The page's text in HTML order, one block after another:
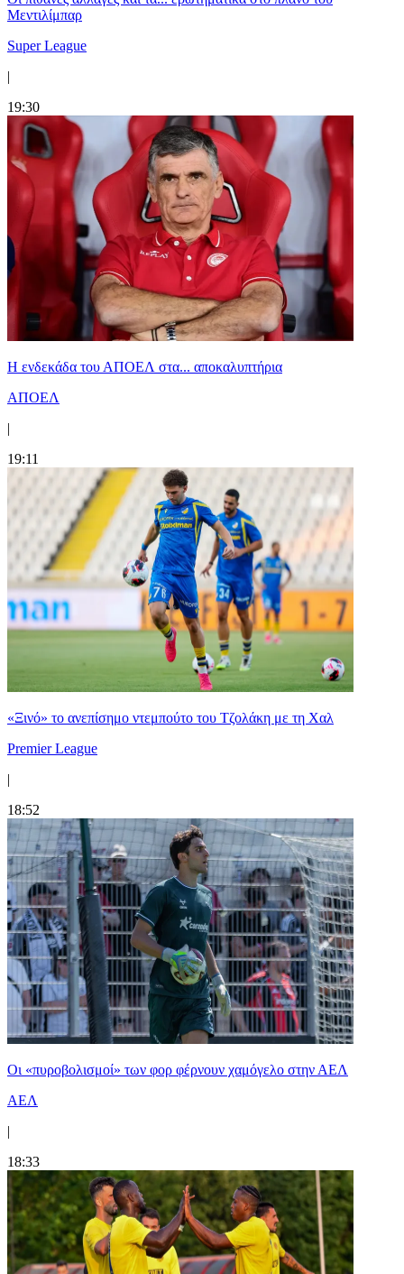
Μεντιλίμπαρ
Super League
|
19:30
Η ενδεκάδα του ΑΠΟΕΛ στα... αποκαλυπτήρια
ΑΠΟΕΛ
|
19:11
«Ξινό» το ανεπίσημο ντεμπούτο του Τζολάκη με τη Χαλ
Premier League
|
18:52
Οι «πυροβολισμοί» των φορ φέρνουν χαμόγελο στην ΑΕΛ
ΑΕΛ
|
18:33